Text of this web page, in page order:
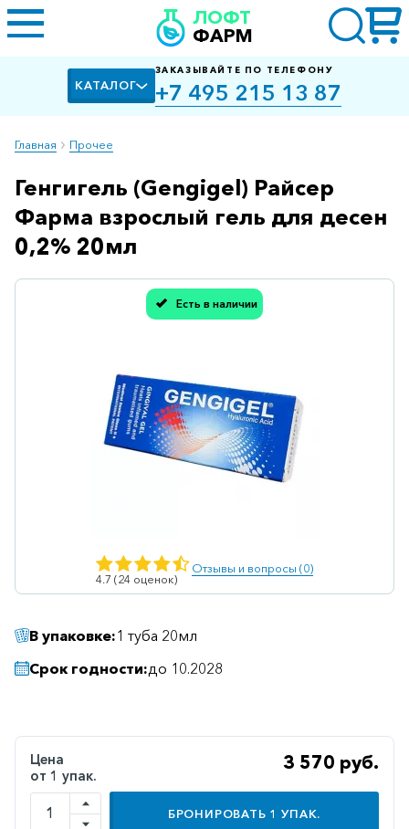
ЛОФТ
ФАРМ
КАТАЛОГ
ЗАКАЗЫВАЙТЕ ПО ТЕЛЕФОНУ
+7 495 215 13 87
Главная Прочее
Алкоголизм,
Альцгеймера
болезнь
Антибактериальные
Ветеринарные
Гепатопротекторы
Гинекология
Желудочно-
кишечные
Иммунодепрессанты
Генгигель (Gengigel) Райсер
Фарма взрослый гель для десен
0,2% 20мл
Есть в наличии
4.7 (24 оценок)
Отзывы и вопросы (0)
Спасибо, мы учли Вашу оценку!
В упаковке:1 туба 20мл
Срок годности:до 10.2028
Цена
от 1 упак.
3 570 руб.
БРОНИРОВАТЬ 1 УПАК.